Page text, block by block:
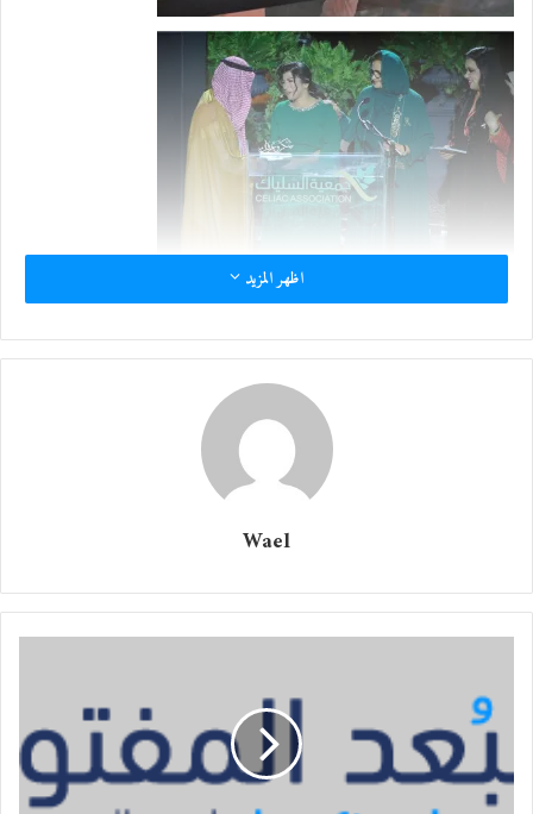
و
ي
ا
الرياض – “البعد المفتوح”:
السلياك” يوم 30 أكتوبر 2024 في “قصر
حطّين” بالرياض عاصمة المملكة العربية السعودية
اظهر المزيد
Wael